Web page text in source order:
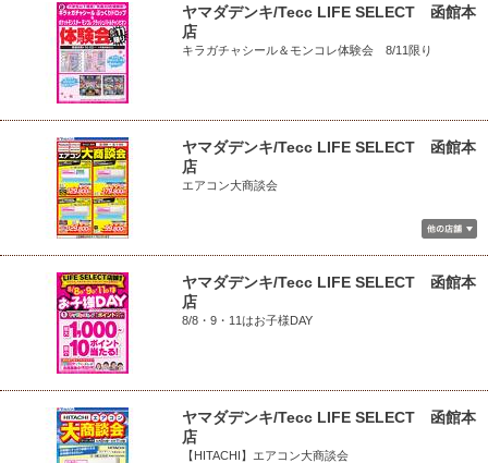
ヤマダデンキ/Tecc LIFE SELECT 函館本
店
キラガチャシール＆モンコレ体験会 8/11限り
ヤマダデンキ/Tecc LIFE SELECT 函館本
店
エアコン大商談会
ヤマダデンキ/Tecc LIFE SELECT 函館本
店
8/8・9・11はお子様DAY
ヤマダデンキ/Tecc LIFE SELECT 函館本
店
【HITACHI】エアコン大商談会